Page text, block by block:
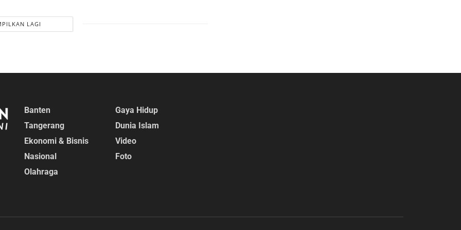
LAGI
Banten
Tangerang
Ekonomi & Bisnis
Nasional
Olahraga
Gaya Hidup
Dunia Islam
Video
Foto